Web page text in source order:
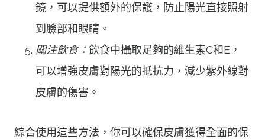
鏡，可以提供額外的保護，防止陽光直接照射
到臉部和眼睛。
關注飲食： 飲食中攝取足夠的維生素C和E，
可以增強皮膚對陽光的抵抗力，減少紫外線對
皮膚的傷害。
綜合使用這些方法，你可以確保皮膚獲得全面的保